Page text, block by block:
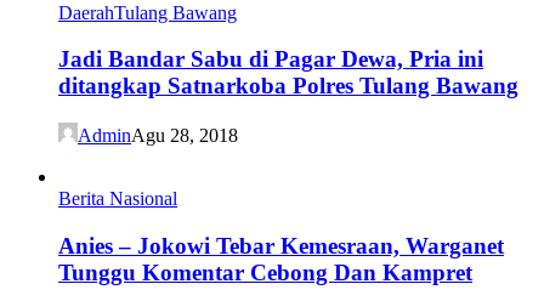
DaerahTulang Bawang
Jadi Bandar Sabu di Pagar Dewa, Pria ini
ditangkap Satnarkoba Polres Tulang Bawang
AdminAgu 28, 2018
Berita Nasional
Anies – Jokowi Tebar Kemesraan, Warganet
Tunggu Komentar Cebong Dan Kampret